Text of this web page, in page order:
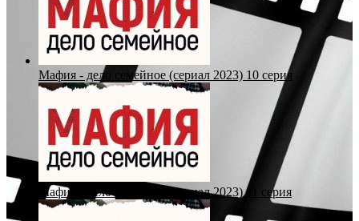
Мафия - дело семейное (сериал 2023) 10 серия
Мафия - дело семейное (сериал 2023) 11 серия